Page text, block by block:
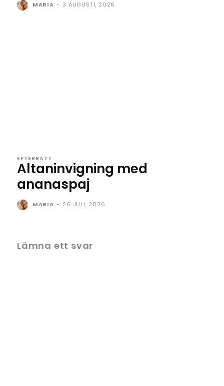
MARIA - 3 AUGUSTI, 2026
EFTERRÄTT
Altaninvigning med
ananaspaj
MARIA - 26 JULI, 2026
Lämna ett svar